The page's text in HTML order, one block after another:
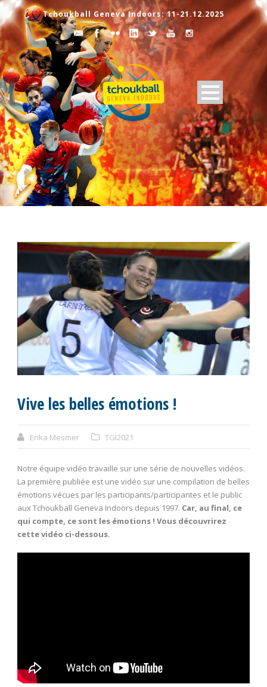
Tchoukball Geneva Indoors: 11-21.12.2025
Vive les belles émotions !
Erika Mesmer TGI2021
Notre équipe vidéo travaille sur une série de nouvelles vidéos.
La première publiée est une vidéo sur une compilation de belles
émotions vécues par les participants/participantes et le public
aux Tchoukball Geneva Indoors depuis 1997. Car, au final, ce
qui compte, ce sont les émotions ! Vous découvrirez
cette vidéo ci-dessous.